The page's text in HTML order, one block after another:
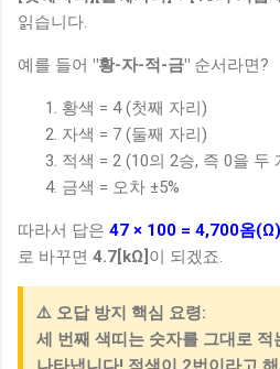
읽습니다.
예를 들어 "황-자-적-금" 순서라면?
황색 = 4 (첫째 자리)
자색 = 7 (둘째 자리)
적색 = 2 (10의 2승, 즉 0을
금색 = 오차 ±5%
따라서 답은 47 × 100 = 4,700옴(Ω)
로 바꾸면 4.7[kΩ] 이 되겠죠.
⚠️ 오답 방지 핵심 요령:
세 번째 색띠는 숫자를 그대로